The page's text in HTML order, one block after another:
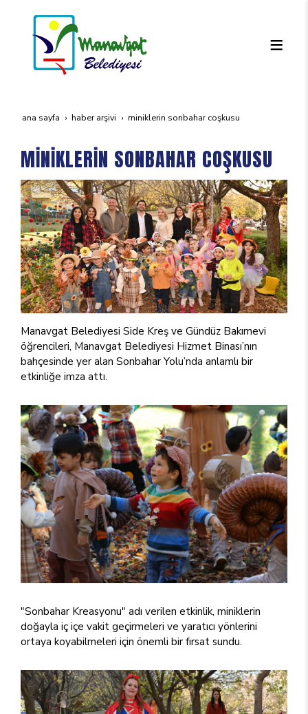
ana sayfa haber arşivi mi̇ni̇kleri̇n sonbahar coşkusu
MİNİKLERİN SONBAHAR COŞKUSU
Manavgat Belediyesi Side Kreş ve Gündüz Bakımevi
öğrencileri, Manavgat Belediyesi Hizmet Binası’nın
bahçesinde yer alan Sonbahar Yolu’nda anlamlı bir
etkinliğe imza attı.
"Sonbahar Kreasyonu" adı verilen etkinlik, miniklerin
doğayla iç içe vakit geçirmeleri ve yaratıcı yönlerini
ortaya koyabilmeleri için önemli bir fırsat sundu.